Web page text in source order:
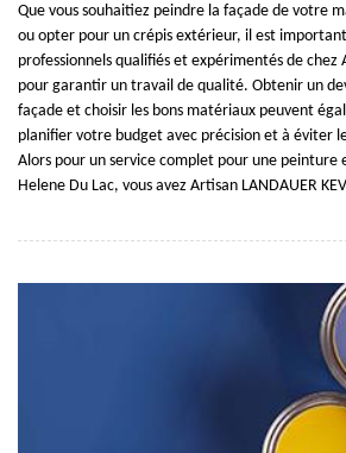
Que vous souhaitiez peindre la façade de votre
ou opter pour un crépis extérieur, il est
professionnels qualifiés et expérimentés de chez
pour garantir un travail de qualité. Obtenir un
façade et choisir les bons matériaux peuvent
planifier votre budget avec précision et à éviter
Alors pour un service complet pour une peinture
Helene Du Lac, vous avez Artisan LANDAUER